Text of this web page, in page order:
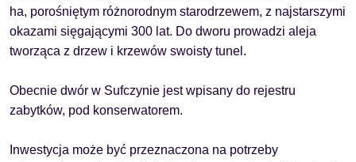
ha, porośniętym różnorodnym starodrzewem, z najstarszymi
okazami sięgającymi 300 lat. Do dworu prowadzi aleja
tworząca z drzew i krzewów swoisty tunel.
Obecnie dwór w Sufczynie jest wpisany do rejestru
zabytków, pod konserwatorem.
Inwestycja może być przeznaczona na potrzeby